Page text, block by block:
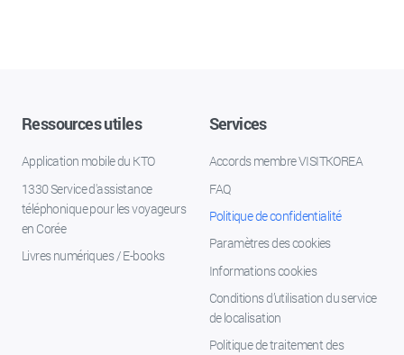
Ressources utiles
Application mobile du KTO
1330 Service d'assistance
téléphonique pour les voyageurs
en Corée
Livres numériques / E-books
Services
Accords membre VISITKOREA
FAQ
Politique de confidentialité
Paramètres des cookies
Informations cookies
Conditions d’utilisation du service
de localisation
Politique de traitement des